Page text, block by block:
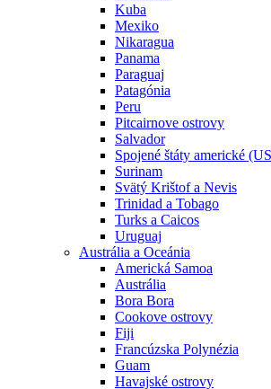
Kuba
Mexiko
Nikaragua
Panama
Paraguaj
Patagónia
Peru
Pitcairnove ostrovy
Salvador
Spojené štáty americké
Surinam
Svätý Krištof a Nevis
Trinidad a Tobago
Turks a Caicos
Uruguaj
Austrália a Oceánia
Americká Samoa
Austrália
Bora Bora
Cookove ostrovy
Fiji
Francúzska Polynézia
Guam
Havajské ostrovy